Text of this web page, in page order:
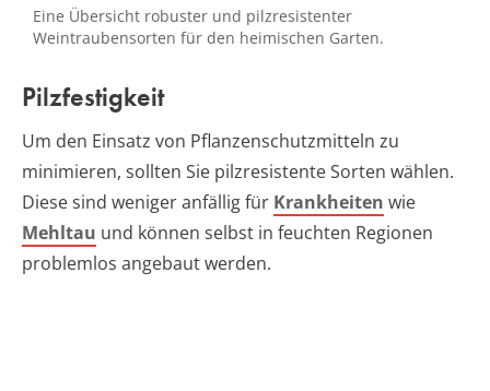
Eine Übersicht robuster und pilzresistenter
Weintraubensorten für den heimischen Garten.
Pilzfestigkeit
Um den Einsatz von Pflanzenschutzmitteln zu
minimieren, sollten Sie pilzresistente Sorten wählen.
Diese sind weniger anfällig für Krankheiten wie
Mehltau und können selbst in feuchten Regionen
problemlos angebaut werden.